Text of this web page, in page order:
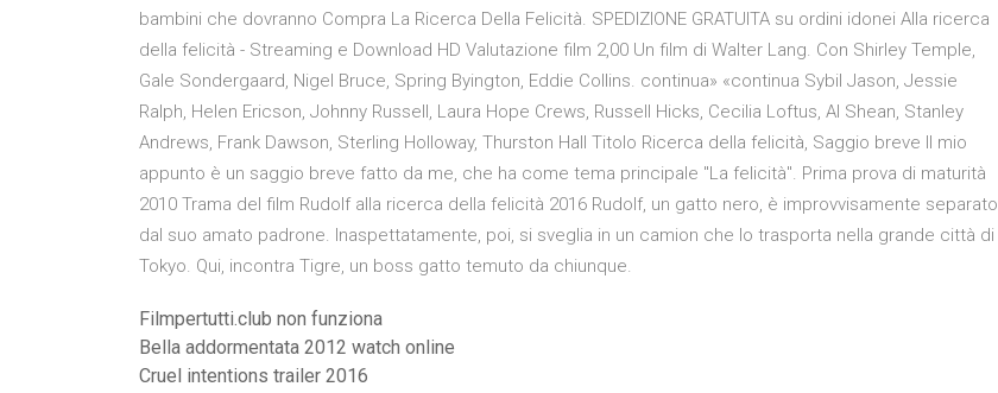
bambini che dovranno Compra La Ricerca Della Felicità. SPEDIZIONE GRATUITA su ordini idonei Alla ricerca
della felicità - Streaming e Download HD Valutazione film 2,00 Un film di Walter Lang. Con Shirley Temple,
Gale Sondergaard, Nigel Bruce, Spring Byington, Eddie Collins. continua» «continua Sybil Jason, Jessie
Ralph, Helen Ericson, Johnny Russell, Laura Hope Crews, Russell Hicks, Cecilia Loftus, Al Shean, Stanley
Andrews, Frank Dawson, Sterling Holloway, Thurston Hall Titolo Ricerca della felicità, Saggio breve Il mio
appunto è un saggio breve fatto da me, che ha come tema principale "La felicità". Prima prova di maturità
2010 Trama del film Rudolf alla ricerca della felicità 2016 Rudolf, un gatto nero, è improvvisamente separato
dal suo amato padrone. Inaspettatamente, poi, si sveglia in un camion che lo trasporta nella grande città di
Tokyo. Qui, incontra Tigre, un boss gatto temuto da chiunque.
Filmpertutti.club non funziona
Bella addormentata 2012 watch online
Cruel intentions trailer 2016